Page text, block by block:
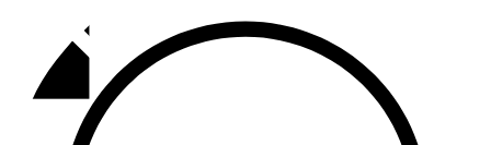
92,9 FM
Базарлы матак
107,1 FM